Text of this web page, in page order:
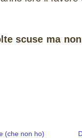
scuse ma
(che non ho)